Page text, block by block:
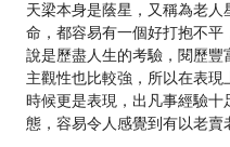
天梁本身是蔭星，又稱為老
命，都容易有一個好打抱不平
說是歷盡人生的考驗，閱歷豐
主觀性也比較強，所以在表
時候更是表現，出凡事經驗
態，容易令人感覺到有以老賣